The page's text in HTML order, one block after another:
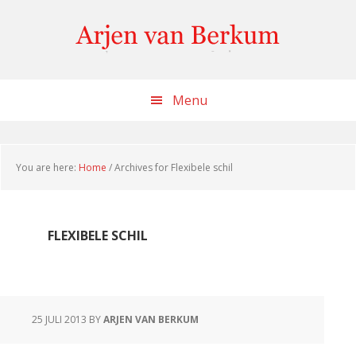
Menu
You are here: Home /Archives for Flexibele schil
FLEXIBELE SCHIL
25 JULI 2013 BYARJEN VAN BERKUM